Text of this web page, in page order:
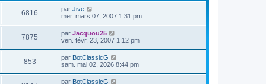
6816
u
D
e
i
e
r
m
e
s
s
par Jive
mer. mars 07, 2007 1:31 pm
7875
u
D
e
i
e
r
m
par Jacquou25
ven. févr. 23, 2007 1:12 pm
853V
u
D
e
par BotClassicG
sam. mai 02, 2026 8:44 pm
D
par BotClassicG